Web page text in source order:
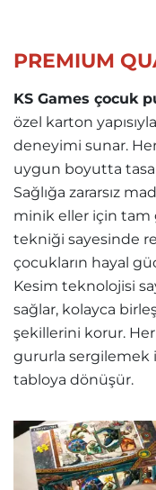
PREMIUM
KS Games çocuk
özel karton
deneyimi sunar.
uygun boyutta
Sağlığa zararsız
minik eller için tam
tekniği sayesinde
çocukların hayal
Kesim teknolojisi
sağlar, kolayca
şekillerini korur.
gururla sergilemek
tabloya dönüşür.